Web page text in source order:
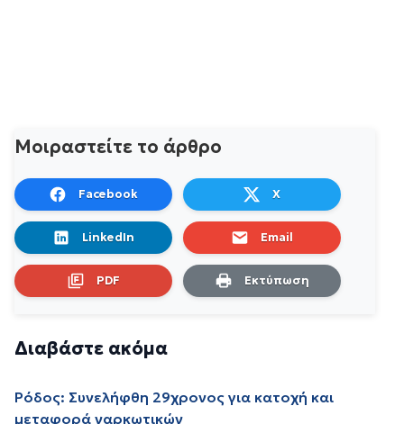
Μοιραστείτε το άρθρο
Facebook X
LinkedIn Email
PDF Εκτύπωση
Διαβάστε ακόμα
Ρόδος: Συνελήφθη 29χρονος για κατοχή και
μεταφορά ναρκωτικών